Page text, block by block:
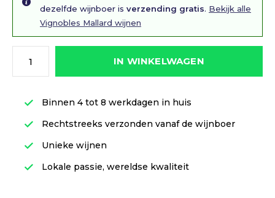
dezelfde wijnboer is verzending gratis. Bekijk alle
Vignobles Mallard wijnen
IN WINKELWAGEN
Binnen 4 tot 8 werkdagen in huis
Rechtstreeks verzonden vanaf de wijnboer
Unieke wijnen
Lokale passie, wereldse kwaliteit